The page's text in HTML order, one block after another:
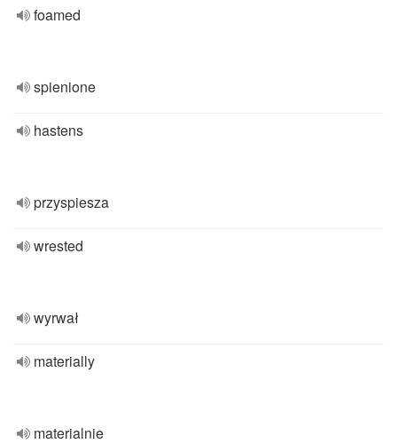
foamed
spienione
hastens
przyspiesza
wrested
wyrwał
materially
materialnie